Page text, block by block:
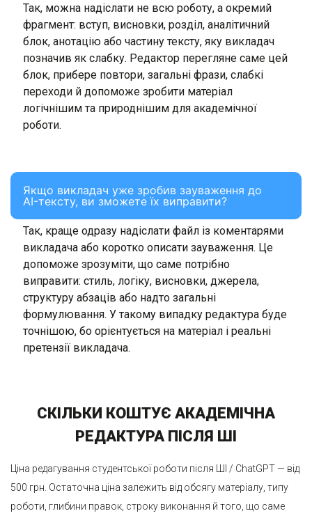
Так, можна надіслати не всю роботу, а окремий
фрагмент: вступ, висновки, розділ, аналітичний
блок, анотацію або частину тексту, яку викладач
позначив як слабку. Редактор перегляне саме цей
блок, прибере повтори, загальні фрази, слабкі
переходи й допоможе зробити матеріал
логічнішим та природнішим для академічної
роботи.
Якщо викладач уже зробив зауваження до
AI-тексту, ви зможете їх виправити?
Так, краще одразу надіслати файл із коментарями
викладача або коротко описати зауваження. Це
допоможе зрозуміти, що саме потрібно
виправити: стиль, логіку, висновки, джерела,
структуру абзаців або надто загальні
формулювання. У такому випадку редактура буде
точнішою, бо орієнтується на матеріал і реальні
претензії викладача.
СКІЛЬКИ КОШТУЄ АКАДЕМІЧНА
РЕДАКТУРА ПІСЛЯ ШІ
Ціна редагування студентської роботи після ШІ / ChatGPT — від
500 грн. Остаточна ціна залежить від обсягу матеріалу, типу
роботи, глибини правок, строку виконання й того, що саме